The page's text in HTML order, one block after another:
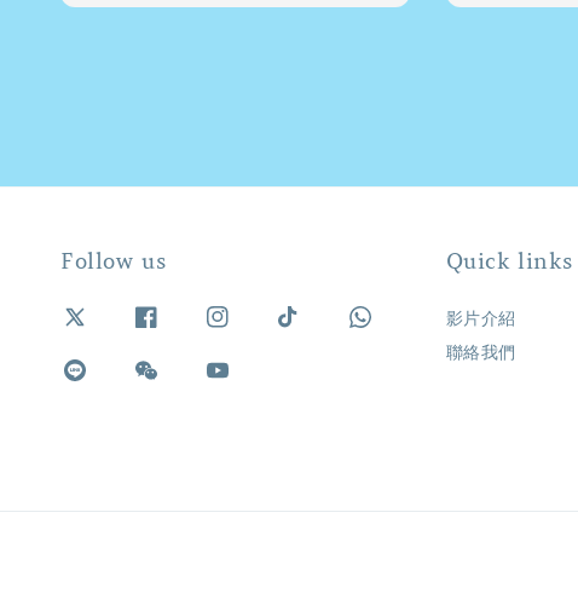
Follow us Quick links
影片介紹
聯絡我們